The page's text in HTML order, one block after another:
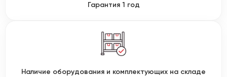
Гарантия 1 год
Наличие оборудования и комплектующих на складе